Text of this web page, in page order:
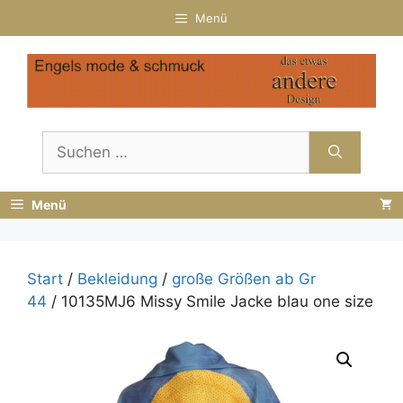
Inhalt
springen
Menü
nach:
Menü
Start / Bekleidung / große Größen ab Gr
44 / 10135MJ6 Missy Smile Jacke blau one size